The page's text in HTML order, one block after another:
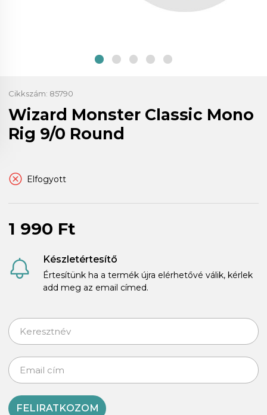
Cikkszám: 85790
Wizard Monster Classic Mono
Rig 9/0 Round
Elfogyott
1 990 Ft
Készletértesítő
Értesítünk ha a termék újra elérhetővé válik, kérlek
add meg az email címed.
FELIRATKOZOM